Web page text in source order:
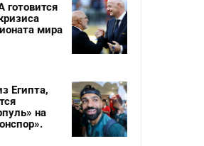
мира
Египта,
на